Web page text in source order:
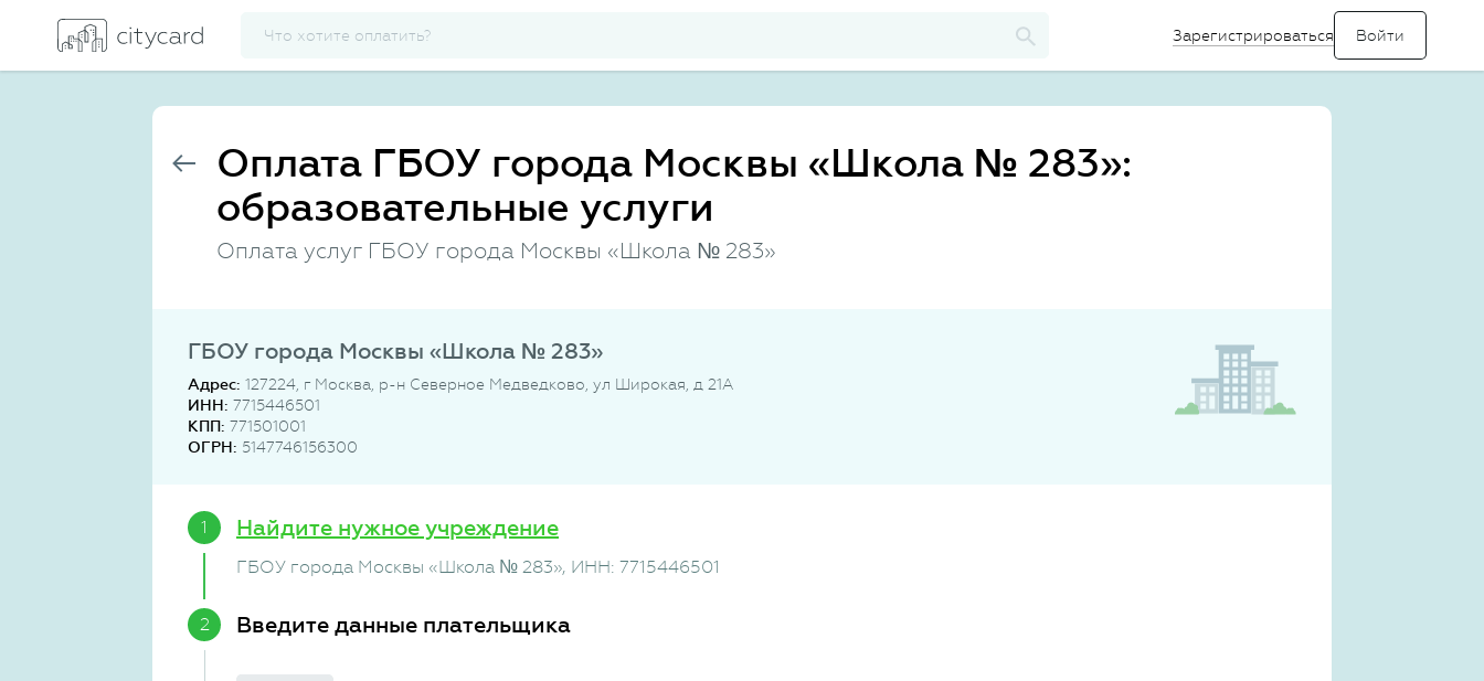
Зарегистрироваться
Оплата ГБОУ города Москвы «Школа № 283»:
образовательные услуги
Оплата услуг ГБОУ города Москвы «Школа № 283»
ГБОУ города Москвы «Школа № 283»
Адрес: 127224, г Москва, р-н Северное Медведково, ул Широкая, д 21А
ИНН: 7715446501
КПП: 771501001
ОГРН: 5147746156300
Найдите нужное учреждение
ГБОУ города Москвы «Школа № 283», ИНН: 7715446501
Введите данные плательщика